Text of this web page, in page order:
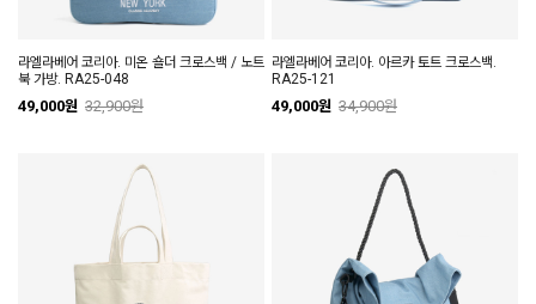
라엘라베어 코리아. 미온 숄더 크로스백 / 노트
북 가방. RA25-048
49,000원 32,900원
라엘라베어 코리아. 아르카 토트 크로스백.
RA25-121
49,000원 34,900원